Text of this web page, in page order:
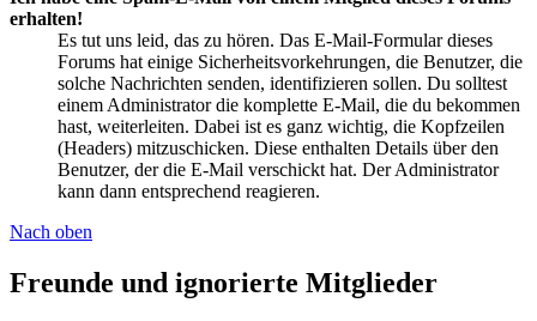
erhalten!
Es tut uns leid, das zu hören. Das E-Mail-Formular dieses
Forums hat einige Sicherheitsvorkehrungen, die Benutzer, die
solche Nachrichten senden, identifizieren sollen. Du solltest
einem Administrator die komplette E-Mail, die du bekommen
hast, weiterleiten. Dabei ist es ganz wichtig, die Kopfzeilen
(Headers) mitzuschicken. Diese enthalten Details über den
Benutzer, der die E-Mail verschickt hat. Der Administrator
kann dann entsprechend reagieren.
Nach oben
Freunde und ignorierte Mitglieder